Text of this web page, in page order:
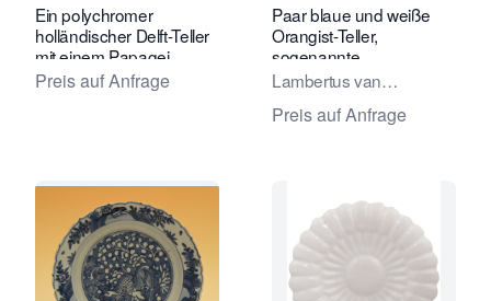
Ein polychromer
holländischer Delft-Teller
mit einem Papagei.
Preis auf Anfrage
Paar blaue und weiße
Orangist-Teller,
sogenannte
'Pannekoekjes'
Lambertus van
Eenhoorn
Preis auf Anfrage